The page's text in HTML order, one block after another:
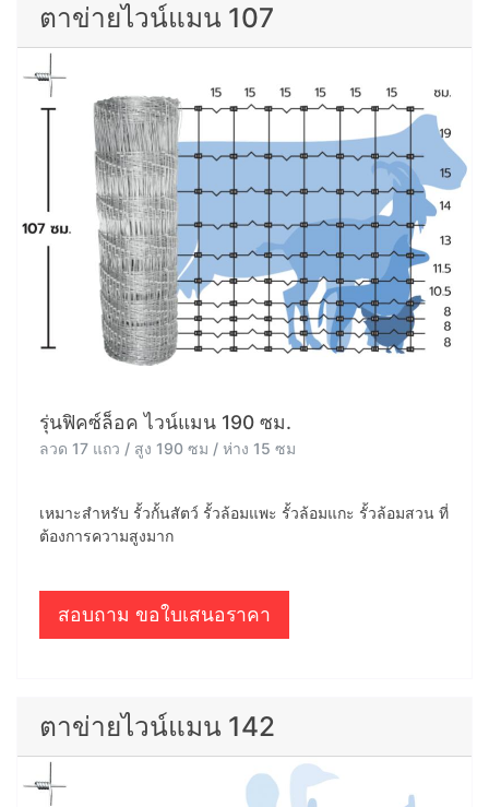
ตาข่ายไวน์แมน 107
รุ่นฟิคซ์ล็อค ไวน์แมน 190 ซม.
ลวด 17 แถว / สูง 190 ซม / ห่าง 15 ซม
เหมาะสำหรับ รั้วกั้นสัตว์ รั้วล้อมแพะ รั้วล้อมแกะ รั้วล้อมสวน ที่
ต้องการความสูงมาก
สอบถาม ขอใบเสนอราคา
ตาข่ายไวน์แมน 142